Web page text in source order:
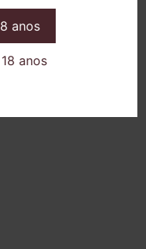
anos
anos